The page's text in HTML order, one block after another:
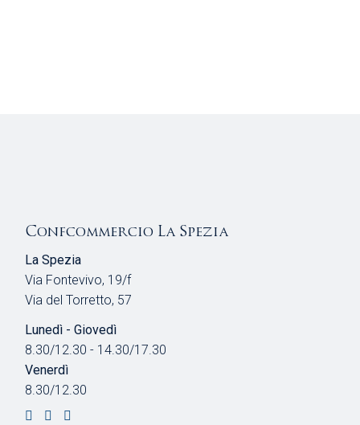
Confcommercio La Spezia
La Spezia
Via Fontevivo, 19/f
Via del Torretto, 57
Lunedì - Giovedì
8.30/12.30 - 14.30/17.30
Venerdì
8.30/12.30